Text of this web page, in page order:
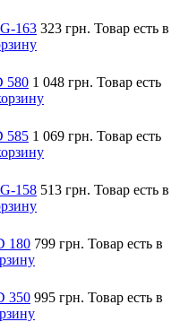
163 323 грн. Товар есть в
580 1 048 грн. Товар есть
585 1 069 грн. Товар есть
158 513 грн. Товар есть в
180 799 грн. Товар есть в
350 995 грн. Товар есть в